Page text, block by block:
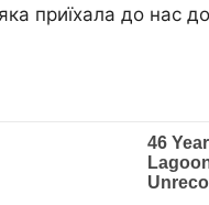
приїхала до нас до